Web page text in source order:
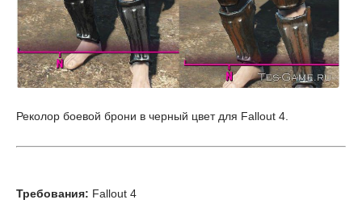
Реколор боевой брони в черный цвет для Fallout 4.
Требования: Fallout 4